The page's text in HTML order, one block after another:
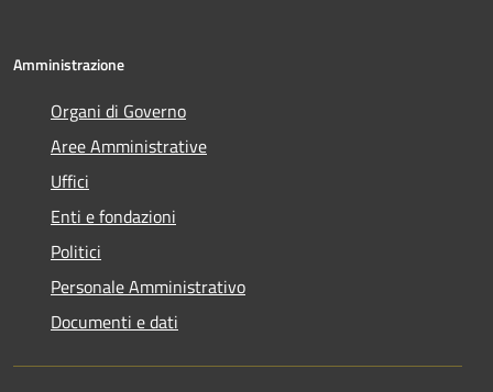
Amministrazione
Organi di Governo
Aree Amministrative
Uffici
Enti e fondazioni
Politici
Personale Amministrativo
Documenti e dati